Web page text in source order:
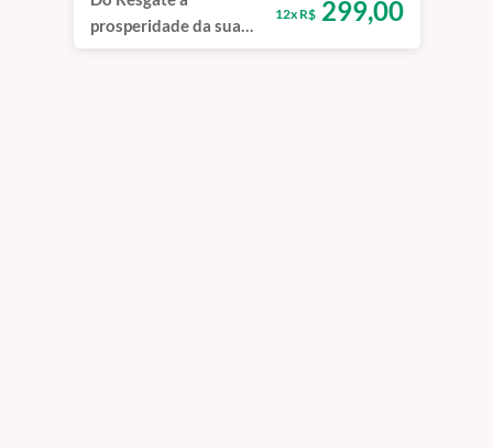
prosperidade da sua
farmácia - Anual
12x R$299,00